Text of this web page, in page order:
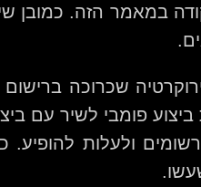
במאמר הזה. כמובן
שכרוכה
פומבי לשיר עם
ולעלות להופיע.